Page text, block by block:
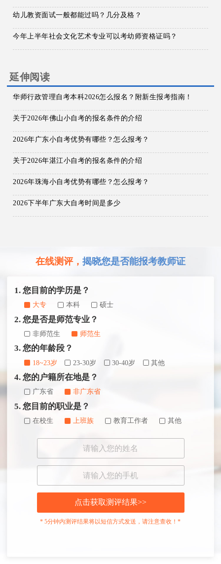
幼儿教资面试一般都能过吗？几分及格？
今年上半年社会文化艺术专业可以考幼师资格证吗？
延伸阅读
华师行政管理自考本科2026怎么报名？附新生报考指南！
关于2026年佛山小自考的报名条件的介绍
2026年广东小自考优势有哪些？怎么报考？
关于2026年湛江小自考的报名条件的介绍
2026年珠海小自考优势有哪些？怎么报考？
2026下半年广东大自考时间是多少
在线测评， 揭晓您是否能报考教师证
1. 您目前的学历是？
大专 本科 硕士
2. 您是否是师范专业？
非师范生 师范生
3. 您的年龄段？
18~23岁 23-30岁 30-40岁 其他
4. 您的户籍所在地是？
广东省 非广东省
5. 您目前的职业是？
在校生 上班族 教育工作者 其他
点击获取测评结果>>
* 5分钟内测评结果将以短信方式发送，请注意查收！*